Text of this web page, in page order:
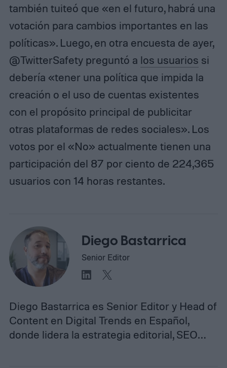
también tuiteó que «en el futuro, habrá una
votación para cambios importantes en las
políticas». Luego, en otra encuesta de ayer,
@TwitterSafety preguntó a los usuarios si
debería «tener una política que impida la
creación o el uso de cuentas existentes
con el propósito principal de publicitar
otras plataformas de redes sociales». Los
votos por el «No» actualmente tienen una
participación del 87 por ciento de 224,365
usuarios con 14 horas restantes.
Diego Bastarrica
Senior Editor
Diego Bastarrica es Senior Editor y Head of
Content en Digital Trends en Español,
donde lidera la estrategia editorial, SEO…